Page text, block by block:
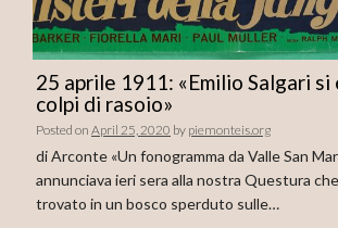
25 aprile 1911: «Emilio Salgari si
colpi di rasoio»
Posted on April 25, 2020 by piemonteis.org
di Arconte «Un fonogramma da Valle San
annunciava ieri sera alla nostra Questura
trovato in un bosco sperduto sulle…